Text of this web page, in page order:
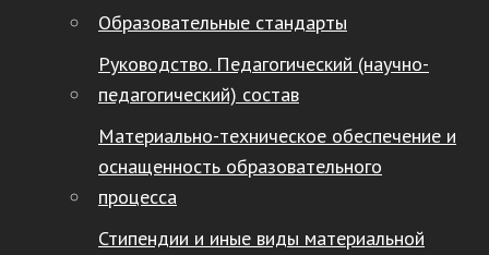
Образовательные стандарты
Руководство. Педагогический (научно-
педагогический) состав
Материально-техническое обеспечение и
оснащенность образовательного
процесса
Стипендии и иные виды материальной